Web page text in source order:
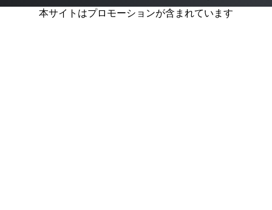
本サイトはプロモーションが含まれています